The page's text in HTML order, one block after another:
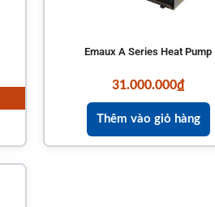
Emaux A Series Heat Pump
31.000.000₫
Thêm vào giỏ hàng